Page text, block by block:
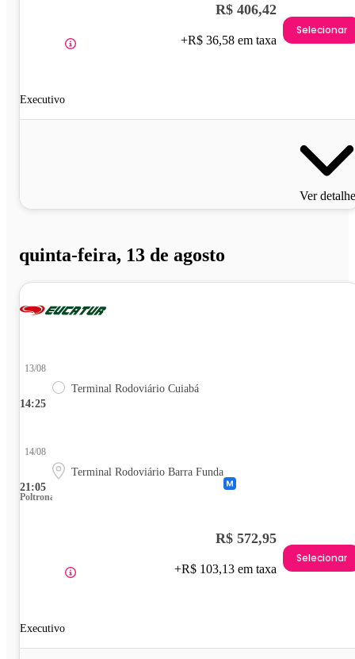
Executivo
R$ 406,42
+R$ 36,58 em taxa
Selecionar
Ver
quinta-feira, 13 de agosto
14:25
13/08
Terminal Rodoviário Cuiabá
21:05
14/08
Terminal Rodoviário Barra Funda
Poltrona
Executivo
R$ 572,95
+R$ 103,13 em taxa
Selecionar